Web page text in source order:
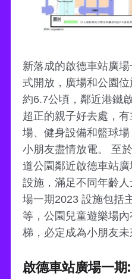
新落成的啟德車站廣
式開放，廣場和公園
約6.7公頃，鄰近港鐵
超正的親子好去處，
場、健身設備和籃球
小朋友盡情放電。 至
道公園鄰近啟德車站
設施，滿足不同年齡
場一期2023 設施包括
等，公園兒童遊樂場
梯，必定成為小朋友未
啟德車站廣場一期